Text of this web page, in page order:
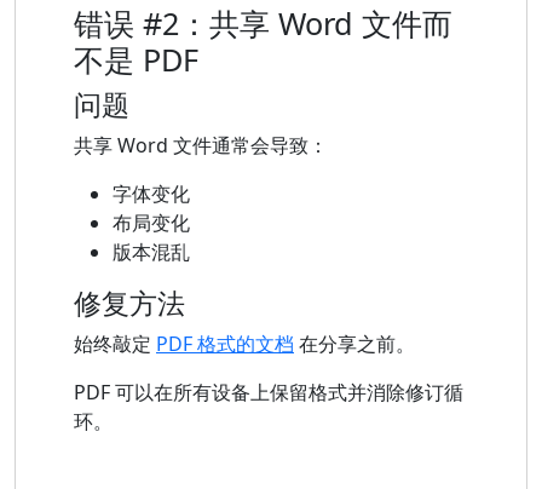
错误 #2：共享 Word 文件而
不是 PDF
问题
共享 Word 文件通常会导致：
字体变化
布局变化
版本混乱
修复方法
始终敲定 PDF 格式的文档 在分享之前。
PDF 可以在所有设备上保留格式并消除修订循
环。